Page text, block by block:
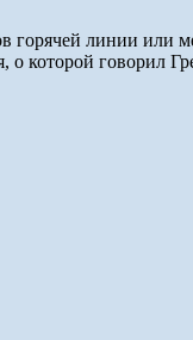
горячей линии или
которой говорил